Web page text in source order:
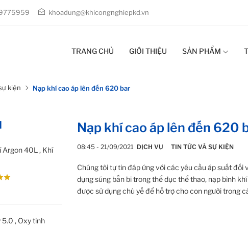
khoadung@khicongnghiepkd.vn
TRANG CHỦ GIỚI THIỆU SẢN PHẨM
kiện Nạp khí cao áp lên đến 620 bar
Argon 40L , Khí
5.0 , Oxy tinh
Nạp khí cao áp lên đến 620
08:45 - 21/09/2021 DỊCH VỤ TIN TỨC VÀ SỰ KIỆN
Chúng tôi tự tin đáp ứng với các yêu cầu áp suất
dụng súng bắn bi trong thể dục thể thao, nạp bình
được sử dụng chủ yế để hỗ trợ cho con người trong